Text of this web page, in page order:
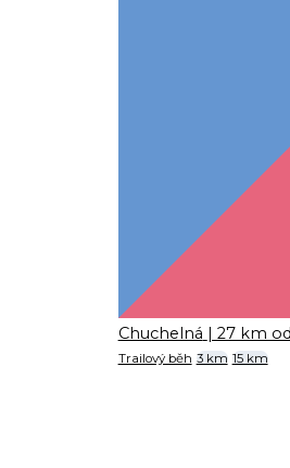
Chuchelná | 27 km
Trailový běh 3 km 15 km